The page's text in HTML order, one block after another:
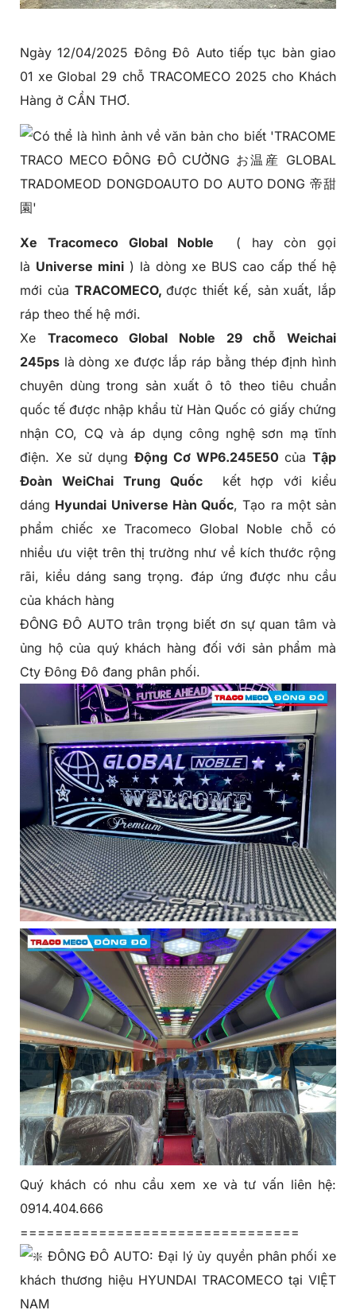
Ngày 12/04/2025 Đông Đô Auto tiếp tục bàn giao
01 xe Global 29 chỗ TRACOMECO 2025 cho Khách
Hàng ở CẦN THƠ.
Xe TracomecoGlobal Noble ( hay còn gọi
là Universe mini) là dòng xe BUS cao cấp thế hệ
mới của TRACOMECO,được thiết kế, sản xuất, lắp
ráp theo thế hệ mới.
Xe Tracomeco Global Noble 29 chỗ Weichai
245ps là dòng xe được lắp ráp bằng thép định hình
chuyên dùng trong sản xuất ô tô theo tiêu chuẩn
quốc tế được nhập khẩu từ Hàn Quốc có giấy chứng
nhận CO, CQ và áp dụng công nghệ sơn mạ tĩnh
điện. Xe sử dụng Động Cơ WP6.245E50 của Tập
Đoàn WeiChai
Trung Quốckết hợp với kiểu
dáng Hyundai Universe Hàn Quốc, Tạo ra một sản
phẩm chiếc xe Tracomeco Global Noble chỗ có
nhiều ưu việt trên thị trường như về kích thước rộng
rãi, kiểu dáng sang trọng. đáp ứng được nhu cầu
của khách hàng
ĐÔNG ĐÔ AUTO trân trọng biết ơn sự quan tâm và
ủng hộ của quý khách hàng đối với sản phẩm mà
Cty Đông Đô đang phân phối.
Quý khách có nhu cầu xem xe và tư vấn liên hệ:
0914.404.666
================================
ĐÔNG ĐÔ AUTO: Đại lý ủy quyền phân phối xe
khách thương hiệu HYUNDAI TRACOMECO tại VIỆT
NAM